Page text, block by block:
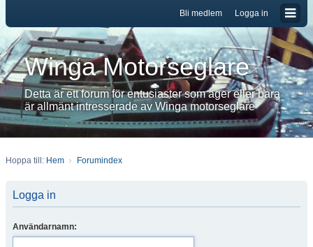
Logga in
Bli medlem
Winga Motorseglare
Detta är ett forum för entusiaster som äger eller bara
är allmänt intresserade av Winga motorseglare
Hoppa till: Hem Forumindex
Logga in
Användarnamn: